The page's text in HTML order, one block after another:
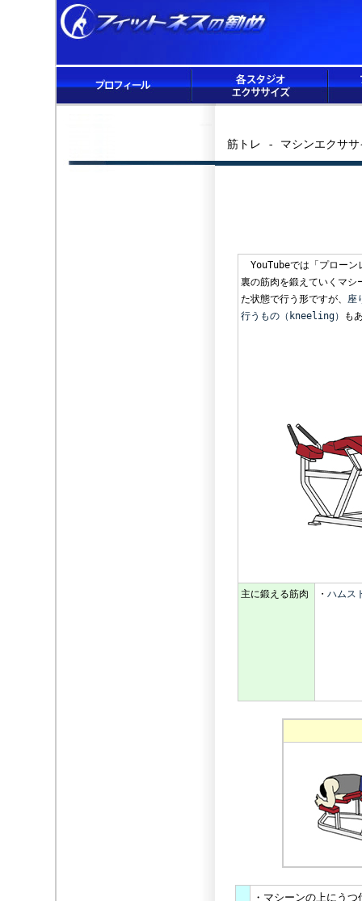
筋トレ - マシンエクサ
YouTubeでは「プローン
裏の筋肉を鍛えていくマシ
た状態で行う形ですが、
座
行うもの（kneeling）
も
主に鍛える筋肉 ・ ハムス
・マシーンの上にう